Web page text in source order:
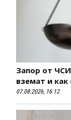
Запор от
вземат и
07.08.2026, 16:12